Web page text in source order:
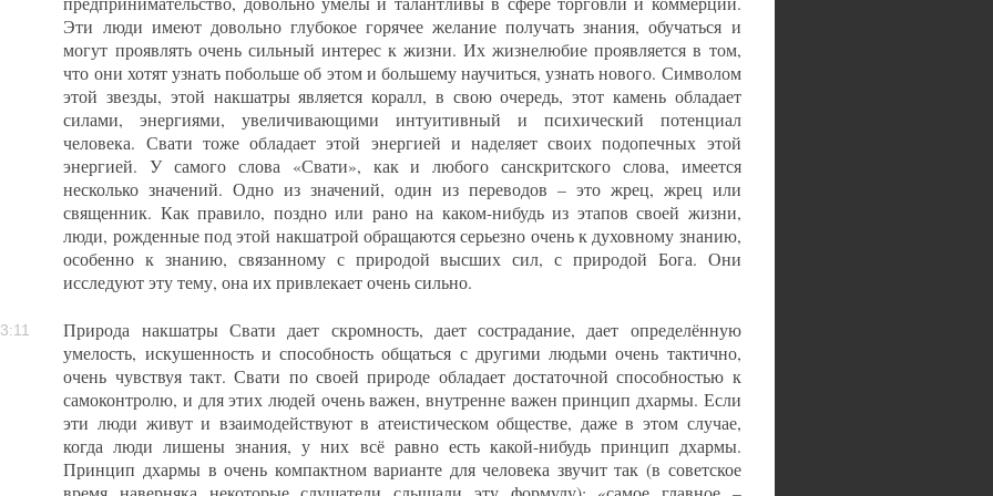
Эти люди имеют довольно глубокое горячее желание получать знания, обучаться и
могут проявлять очень сильный интерес к жизни. Их жизнелюбие проявляется в том,
что они хотят узнать побольше об этом и большему научиться, узнать нового. Символом
этой звезды, этой накшатры является коралл, в свою очередь, этот камень обладает
силами, энергиями, увеличивающими интуитивный и психический потенциал
человека. Свати тоже обладает этой энергией и наделяет своих подопечных этой
энергией. У самого слова «Свати», как и любого санскритского слова, имеется
несколько значений. Одно из значений, один из переводов – это жрец, жрец или
священник. Как правило, поздно или рано на каком-нибудь из этапов своей жизни,
люди, рожденные под этой накшатрой обращаются серьезно очень к духовному знанию,
особенно к знанию, связанному с природой высших сил, с природой Бога. Они
исследуют эту тему, она их привлекает очень сильно.
Природа накшатры Свати дает скромность, дает сострадание, дает определённую
умелость, искушенность и способность общаться с другими людьми очень тактично,
очень чувствуя такт. Свати по своей природе обладает достаточной способностью к
самоконтролю, и для этих людей очень важен, внутренне важен принцип дхармы. Если
эти люди живут и взаимодействуют в атеистическом обществе, даже в этом случае,
когда люди лишены знания, у них всё равно есть какой-нибудь принцип дхармы.
Принцип дхармы в очень компактном варианте для человека звучит так (в советское